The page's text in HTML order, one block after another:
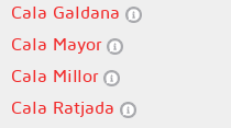
Cala Galdana
Cala Mayor
Cala Millor
Cala Ratjada